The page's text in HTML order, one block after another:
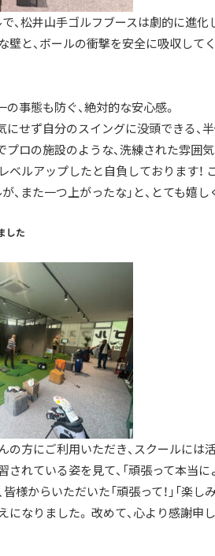
、松井山手ゴルフブースは劇的に進
壁と、ボールの衝撃を安全に吸収して
の事態も防ぐ、絶対的な安心感。
にせず自分のスイングに没頭できる、
プロの施設のような、洗練された雰囲気
ベルアップしたと自負しております！
、また一つ上がったな」と、とても嬉
した
の方にご利用いただき、スクールには
されている姿を見て、「頑張って本当
皆様からいただいた「頑張って！」「楽
になりました。 改めて、心より感謝申